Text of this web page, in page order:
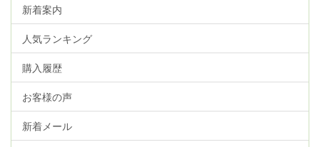
新着案内
人気ランキング
購入履歴
お客様の声
新着メール